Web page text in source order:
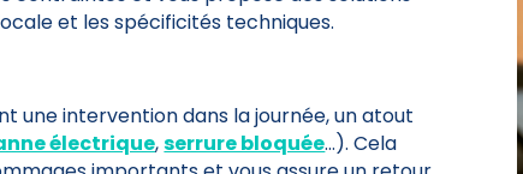
et les spécificités techniques.
une intervention dans la journée, un atout
électrique,serrure bloquée…). Cela